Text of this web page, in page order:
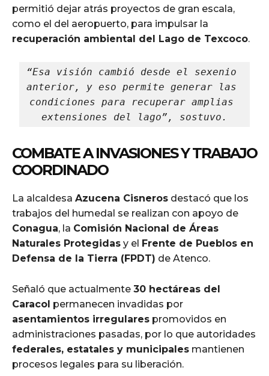
permitió dejar atrás proyectos de gran escala,
como el del aeropuerto, para impulsar la
recuperación ambiental del Lago de Texcoco.
“Esa visión cambió desde el sexenio
anterior, y eso permite generar las
condiciones para recuperar amplias
extensiones del lago”, sostuvo.
COMBATE A INVASIONES Y TRABAJO
COORDINADO
La alcaldesa Azucena Cisneros destacó que los
trabajos del humedal se realizan con apoyo de
Conagua, la Comisión Nacional de Áreas
Naturales Protegidas y el Frente de Pueblos en
Defensa de la Tierra (FPDT) de Atenco.
Señaló que actualmente 30 hectáreas del
Caracol permanecen invadidas por
asentamientos irregulares promovidos en
administraciones pasadas, por lo que autoridades
federales, estatales y municipales mantienen
procesos legales para su liberación.